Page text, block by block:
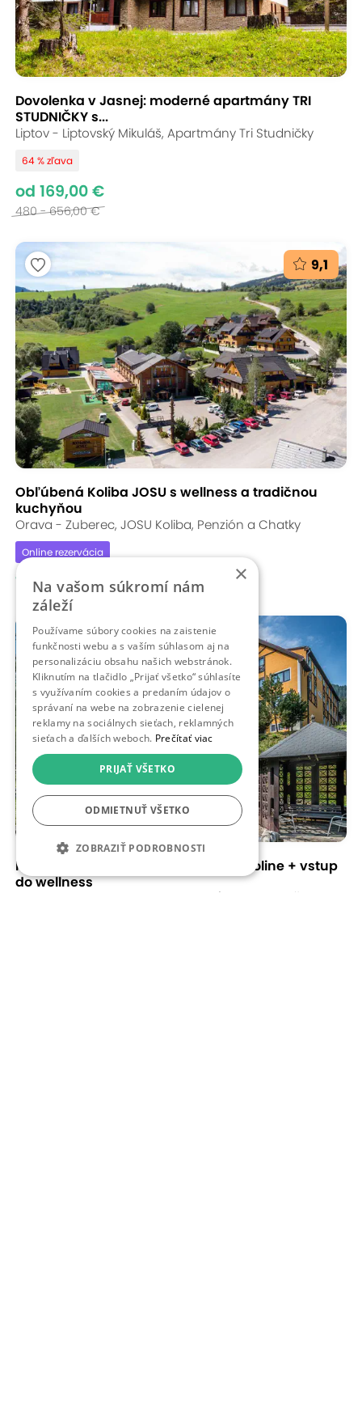
Dovolenka v Jasnej: moderné apartmány TRI
STUDNIČKY s...
Liptov - Liptovský Mikuláš, Apartmány Tri Studničky
64 % zľava
od 169,00 €
480 - 656,00 €
9,1
Obľúbená Koliba JOSU s wellness a tradičnou
kuchyňou
Orava - Zuberec, JOSU Koliba, Penzión a Chatky
Online rezervácia
190,00 €
Horská chata Orešnica v Račkovej Doline + vstup
do wellness
×
Na vašom súkromí nám
záleží
Používame súbory cookies na zaistenie
funkčnosti webu a s vaším súhlasom aj na
personalizáciu obsahu našich webstránok.
Kliknutím na tlačidlo „Prijať všetko“ súhlasíte
s využívaním cookies a predaním údajov o
správaní na webe na zobrazenie cielenej
reklamy na sociálnych sieťach, reklamných
sieťach a ďalších weboch. Prečítať viac
PRIJAŤ VŠETKO
ODMIETNUŤ VŠETKO
ZOBRAZIŤ PODROBNOSTI